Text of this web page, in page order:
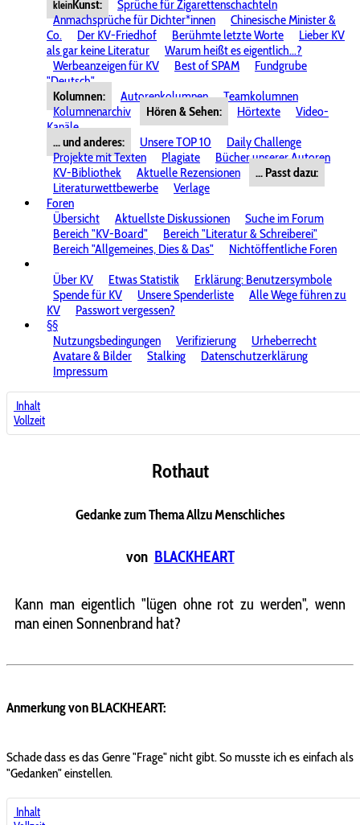
kleinKunst:
Sprüche für Zigarettenschachteln
Anmachsprüche für Dichter*innen
Chinesische Minister &
Co.
Der KV-Friedhof Berühmte letzte Worte
Lieber KV
als gar keine Literatur
Warum heißt es eigentlich...?
Werbeanzeigen für KV
Best of SPAM
Fundgrube
"Deutsch"
Kolumnen:
Autorenkolumnen
Teamkolumnen
Kolumnenarchiv
Hören & Sehen: Hörtexte
Video-
Kanäle
... und anderes:
Unsere TOP 10
Daily Challenge
Projekte mit Texten
Plagiate
Bücher unserer Autoren
KV-Bibliothek
Aktuelle Rezensionen
... Passt dazu:
Literaturwettbewerbe
Verlage
Foren
Übersicht
Aktuellste Diskussionen
Suche im Forum
Bereich "KV-Board"
Bereich "Literatur & Schreiberei"
Bereich "Allgemeines, Dies & Das"
Nichtöffentliche Foren
Über KV
Etwas Statistik
Erklärung: Benutzersymbole
Spende für KV
Unsere Spenderliste
Alle Wege führen zu
KV
Passwort vergessen?
§§
Nutzungsbedingungen
Verifizierung
Urheberrecht
Avatare & Bilder
Stalking
Datenschutzerklärung
Impressum
Inhalt
Vollzeit
Rothaut
Gedanke zum Thema Allzu Menschliches
von BLACKHEART
Kann man eigentlich "lügen ohne rot zu werden", wenn
man einen Sonnenbrand hat?
Anmerkung von BLACKHEART:
Schade dass es das Genre "Frage" nicht gibt. So musste ich es einfach als
"Gedanken" einstellen.
Inhalt